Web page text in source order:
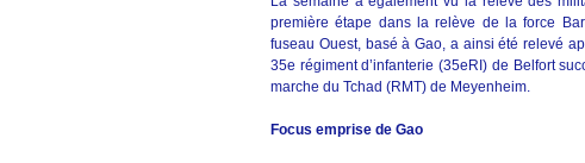
première étape dans la relève de la force
fuseau Ouest, basé à Gao, a ainsi été relevé
35e régiment d’infanterie (35eRI) de Belfort
marche du Tchad (RMT) de Meyenheim.
Focus emprise de Gao